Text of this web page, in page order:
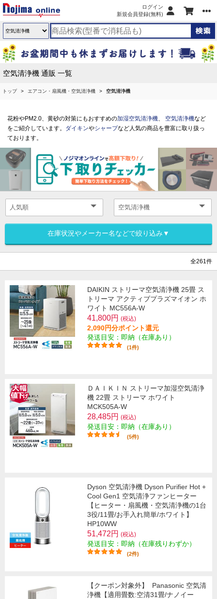
ログイン
新規会員登録(無料)
空気清浄機 通販 一覧
トップ エアコン・扇風機・空気清浄機 空気清浄機
花粉やPM2.0、黄砂の対策にもおすすめの加湿空気清浄機、 空気清浄機など
をご紹介しています。 ダイキンやシャープなど人気の商品を豊富に取り扱っ
ております。
在庫状況やメーカー名などで絞り込み▼
全261件
DAIKIN ストリーマ空気清浄機 25畳 ス
トリーマ アクティブプラズマイオン ホ
ワイト MC556A-W
41,800円 (税込)
2,090円分ポイント還元
発送目安：即納（在庫あり）
(1件)
ＤＡＩＫＩＮ ストリーマ加湿空気清浄
機 22畳 ストリーマ ホワイト
MCK505A-W
28,485円 (税込)
発送目安：即納（在庫あり）
(5件)
Dyson 空気清浄機 Dyson Purifier Hot +
Cool Gen1 空気清浄ファンヒーター
【ヒーター・扇風機・空気清浄機の1台
3役/11畳/お手入れ簡単/ホワイト】
HP10WW
51,472円 (税込)
発送目安：即納（在庫残りわずか）
(2件)
【クーポン対象外】
Panasonic 空気清
浄機【適用畳数:空清31畳/ナノイー